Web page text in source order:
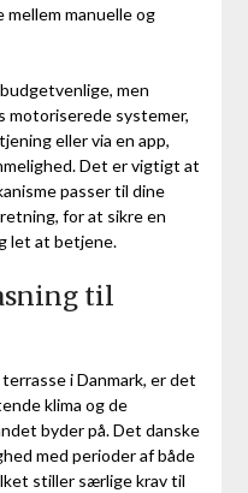
manuelle og
men
motoriserede systemer,
eller via en app,
Det er vigtigt at
passer til dine
for at sikre en
let at betjene.
til
i Danmark, er det
klima og de
byder på. Det danske
med perioder af både
stiller særlige krav til